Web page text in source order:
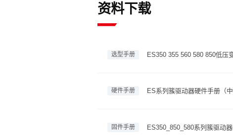
资料下载
选型手册 ES350 355 560 580 850低压
硬件手册 ES系列簇驱动器硬件手册（中
固件手册 ES350_850_580系列簇驱动